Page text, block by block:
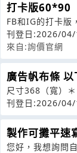
打卡版60*90
FB和IG的打卡版
刊登日:2026/
來自:詢價官網
廣告帆布條 以
尺寸368（寬）
錢多少？
刊登日:2026/
製作可攤平速
您好，我想詢問